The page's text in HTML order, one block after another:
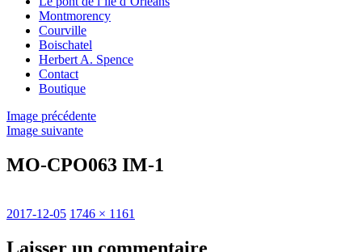
Montmorency
Courville
Boischatel
Herbert A. Spence
Contact
Boutique
Image précédente
Image suivante
MO-CPO063 IM-1
Publié
2017-12-05 Taille
1746 × 1161
Laisser un commentaire